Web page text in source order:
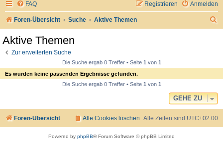
FAQ Anmelden
Registrieren
Foren-Übersicht Suche Aktive Themen
Aktive Themen
Zur erweiterten Suche
Die Suche ergab 0 Treffer • Seite 1von 1
Es wurden keine passenden Ergebnisse gefunden.
Die Suche ergab 0 Treffer • Seite 1von 1
GEHE ZU
Foren-Übersicht Alle Zeiten sind UTC+02:00
Alle Cookies löschen
Powered by phpBB® Forum Software © phpBB Limited